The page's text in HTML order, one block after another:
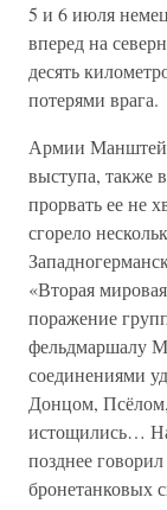
5 и 6 июля
вперед на
десять
потерями врага.
Армии
выступа, также
прорвать ее не
сгорело
«Вторая
поражение
фельдмаршалу
соединениями
Донцом,
истощились…
позднее
бронетанковых